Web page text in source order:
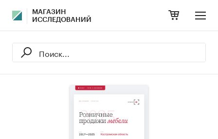
МАГАЗИН
ИССЛЕДОВАНИЙ